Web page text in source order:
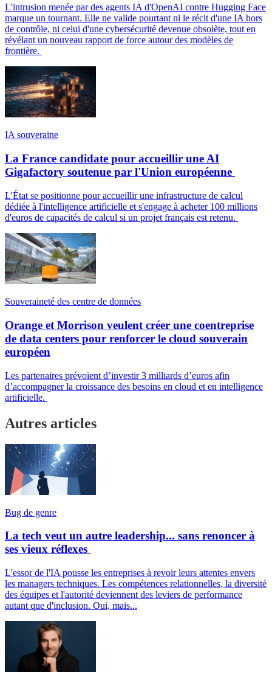
L'intrusion menée par des agents IA d'OpenAI contre Hugging Face
marque un tournant. Elle ne valide pourtant ni le récit d'une IA hors
de contrôle, ni celui d'une cybersécurité devenue obsolète, tout en
révélant un nouveau rapport de force autour des modèles de
frontière.
IA souveraine
La France candidate pour accueillir une AI
Gigafactory soutenue par l'Union européenne
L'État se positionne pour accueillir une infrastructure de calcul
dédiée à l'intelligence artificielle et s'engage à acheter 100 millions
d'euros de capacités de calcul si un projet français est retenu.
Souveraineté des centre de données
Orange et Morrison veulent créer une coentreprise
de data centers pour renforcer le cloud souverain
européen
Les partenaires prévoient d’investir 3 milliards d’euros afin
d’accompagner la croissance des besoins en cloud et en intelligence
artificielle.
Autres articles
Bug de genre
La tech veut un autre leadership... sans renoncer à
ses vieux réflexes
L'essor de l'IA pousse les entreprises à revoir leurs attentes envers
les managers techniques. Les compétences relationnelles, la diversité
des équipes et l'autorité deviennent des leviers de performance
autant que d'inclusion. Oui, mais...